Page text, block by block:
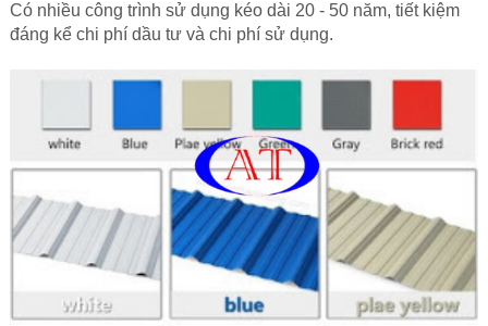
Có nhiều công trình sử dụng kéo dài 20 - 50 năm, tiết kiệm
đáng kể chi phí dầu tư và chi phí sử dụng.